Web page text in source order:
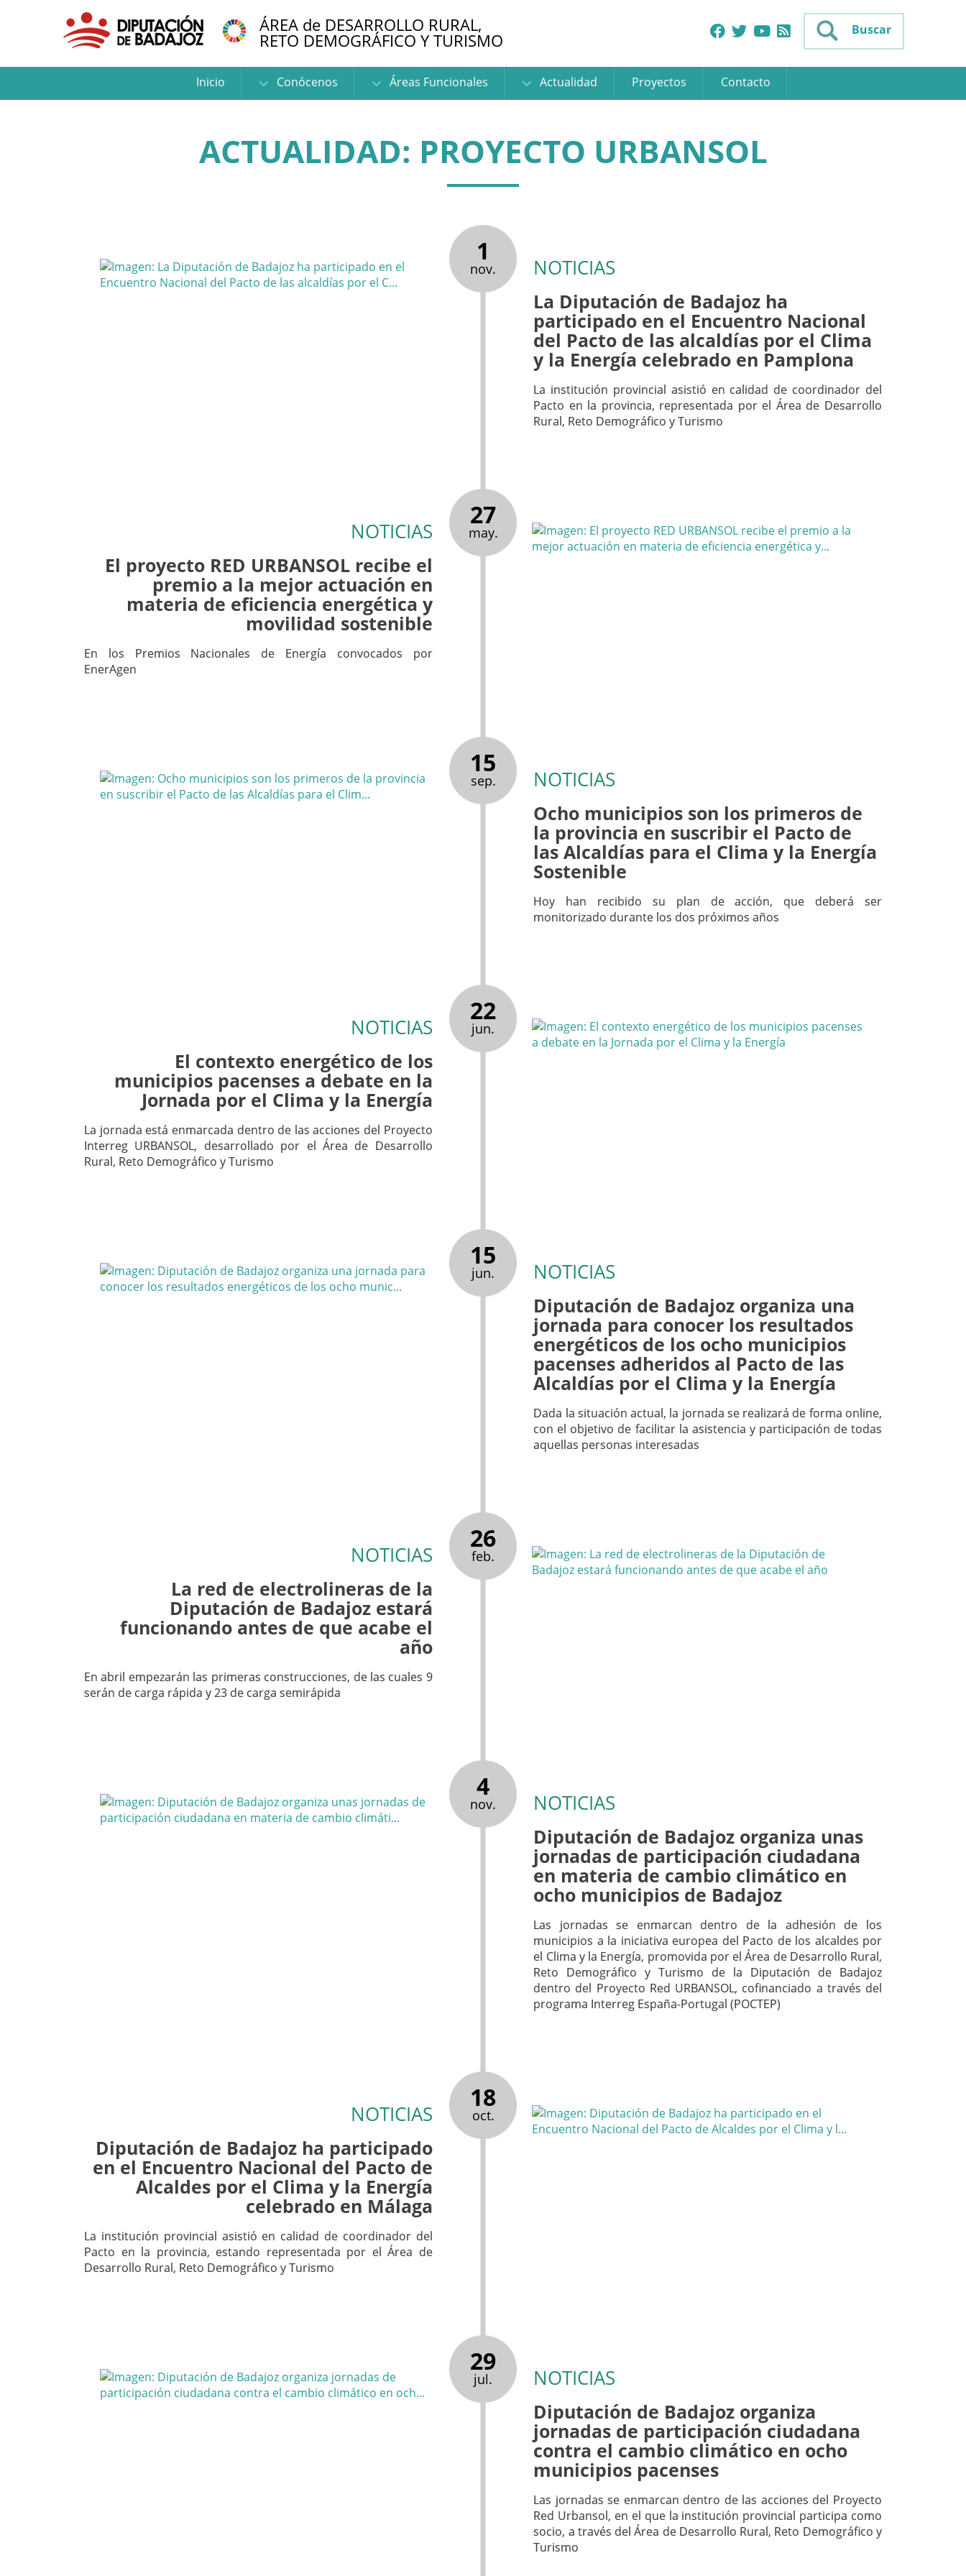
ÁREA de DESARROLLO RURAL,
RETO DEMOGRÁFICO Y TURISMO Buscar
Inicio Conócenos Áreas Funcionales Actualidad Proyectos Contacto
ACTUALIDAD: PROYECTO URBANSOL
1
nov. NOTICIAS
La Diputación de Badajoz ha
participado en el Encuentro Nacional
del Pacto de las alcaldías por el Clima
y la Energía celebrado en Pamplona
La institución provincial asistió en calidad de coordinador del
Pacto en la provincia, representada por el Área de Desarrollo
Rural, Reto Demográfico y Turismo
27
may.
NOTICIAS
El proyecto RED URBANSOL recibe el
premio a la mejor actuación en
materia de eficiencia energética y
movilidad sostenible
En los Premios Nacionales de Energía convocados por
EnerAgen
15
sep. NOTICIAS
Ocho municipios son los primeros de
la provincia en suscribir el Pacto de
las Alcaldías para el Clima y la Energía
Sostenible
Hoy han recibido su plan de acción, que deberá ser
monitorizado durante los dos próximos años
22
jun.
NOTICIAS
El contexto energético de los
municipios pacenses a debate en la
Jornada por el Clima y la Energía
La jornada está enmarcada dentro de las acciones del Proyecto
Interreg URBANSOL, desarrollado por el Área de Desarrollo
Rural, Reto Demográfico y Turismo
15
jun. NOTICIAS
Diputación de Badajoz organiza una
jornada para conocer los resultados
energéticos de los ocho municipios
pacenses adheridos al Pacto de las
Alcaldías por el Clima y la Energía
Dada la situación actual, la jornada se realizará de forma online,
con el objetivo de facilitar la asistencia y participación de todas
aquellas personas interesadas
26
feb.
NOTICIAS
La red de electrolineras de la
Diputación de Badajoz estará
funcionando antes de que acabe el
año
En abril empezarán las primeras construcciones, de las cuales 9
serán de carga rápida y 23 de carga semirápida
4
nov. NOTICIAS
Diputación de Badajoz organiza unas
jornadas de participación ciudadana
en materia de cambio climático en
ocho municipios de Badajoz
Las jornadas se enmarcan dentro de la adhesión de los
municipios a la iniciativa europea del Pacto de los alcaldes por
el Clima y la Energía, promovida por el Área de Desarrollo Rural,
Reto Demográfico y Turismo de la Diputación de Badajoz
dentro del Proyecto Red URBANSOL, cofinanciado a través del
programa Interreg España-Portugal (POCTEP)
18
oct.
NOTICIAS
Diputación de Badajoz ha participado
en el Encuentro Nacional del Pacto de
Alcaldes por el Clima y la Energía
celebrado en Málaga
La institución provincial asistió en calidad de coordinador del
Pacto en la provincia, estando representada por el Área de
Desarrollo Rural, Reto Demográfico y Turismo
29
jul. NOTICIAS
Diputación de Badajoz organiza
jornadas de participación ciudadana
contra el cambio climático en ocho
municipios pacenses
Las jornadas se enmarcan dentro de las acciones del Proyecto
Red Urbansol, en el que la institución provincial participa como
socio, a través del Área de Desarrollo Rural, Reto Demográfico y
Turismo